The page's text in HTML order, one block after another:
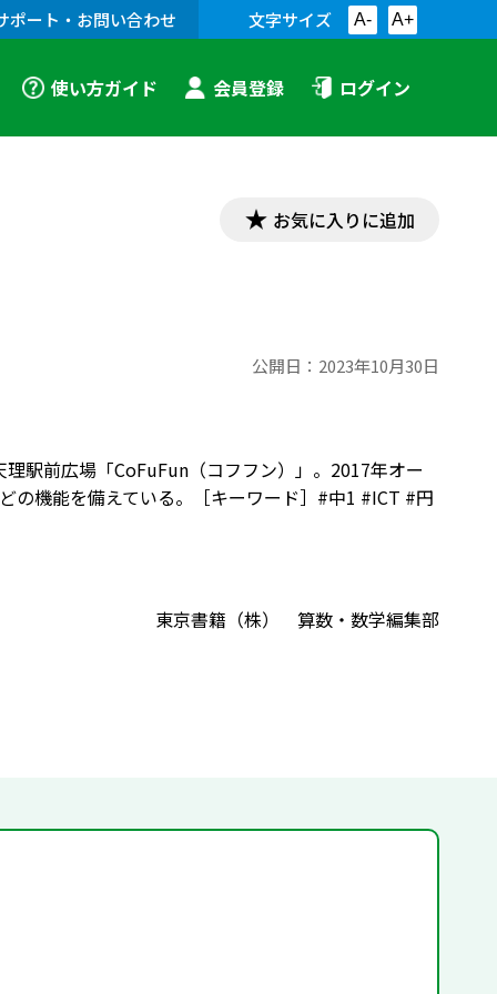
ポート・お問い合わせ 文字サイズ A- A+
使い方ガイド 会員登録 ログイン
お気に入りに追加
公開日： 2023年10月30日
駅前広場「CoFuFun（コフフン）」。2017年オー
の機能を備えている。［キーワード］#中1 #ICT #円
東京書籍（株） 算数・数学編集部